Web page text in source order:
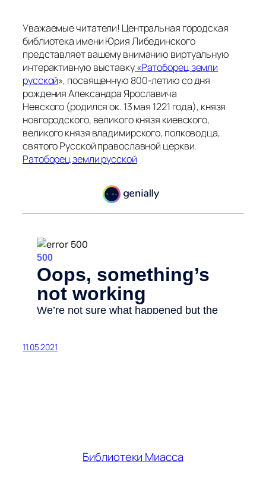
Уважаемые читатели! Центральная городская
библиотека имени Юрия Либединского
представляет вашему вниманию виртуальную
интерактивную выставку«Ратоборец земли
русской», посвященную 800-летию со дня
рождения Александра Ярославича
Невского (родился ок. 13 мая 1221 года), князя
новгородского, великого князя киевского,
великого князя владимирского, полководца,
святого Русской православной церкви.
Ратоборец земли русской
11.05.2021
Библиотеки Миасса